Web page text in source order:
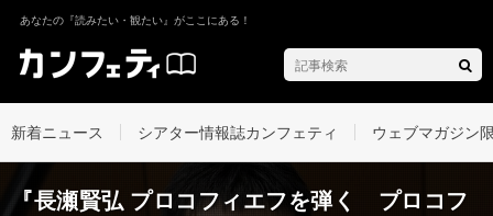
あなたの『読みたい・観たい』がここにある！
新着ニュース シアター情報誌カンフェティ ウェブマガジン
『長瀬賢弘 プロコフィエフを弾く プロコフ